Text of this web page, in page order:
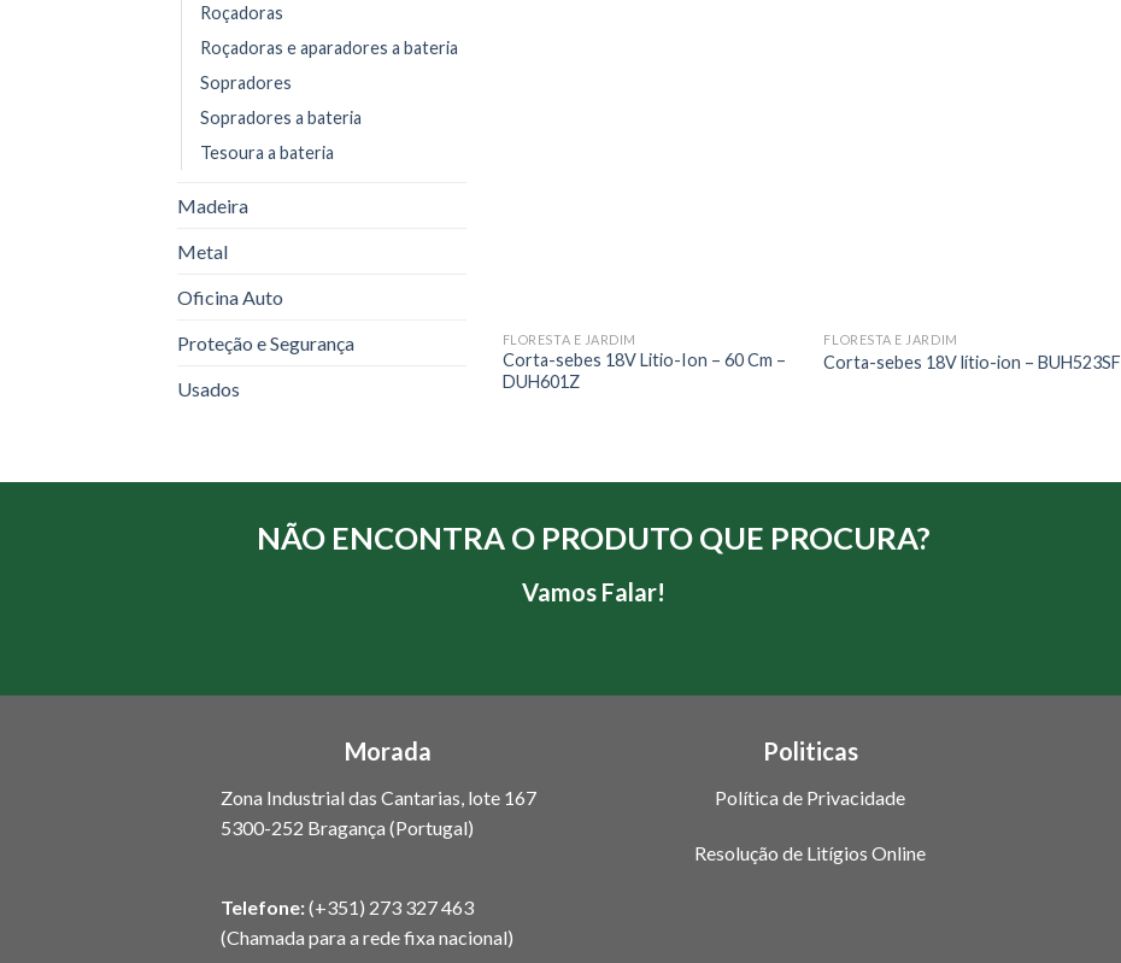
Roçadoras
Roçadoras e aparadores a bateria
Sopradores
Sopradores a bateria
Tesoura a bateria
Madeira
Metal
Oficina Auto
Proteção e Segurança
Usados
FLORESTA E JARDIM
Corta-sebes 18V Litio-Ion – 60 Cm –
DUH601Z
FLORESTA E JARDIM
Corta-sebes 18V lítio-ion – BUH523SF
NÃO ENCONTRA O PRODUTO QUE PROCURA?
Vamos Falar!
Morada
Zona Industrial das Cantarias, lote 167
5300-252 Bragança (Portugal)
Telefone:(+351) 273 327 463
(Chamada para a rede fixa nacional)
Politicas
Política de Privacidade
Resolução de Litígios Online